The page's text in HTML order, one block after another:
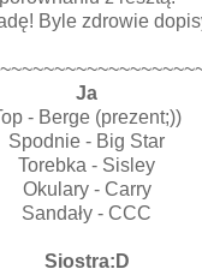
Byle zdrowie
Ja
- Berge (prezent;))
Spodnie - Big Star
Torebka - Sisley
Okulary - Carry
Sandały - CCC
Siostra:D